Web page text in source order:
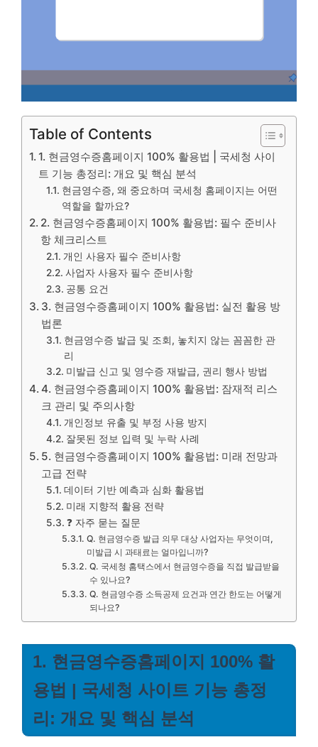
Table of Contents
1. 현금영수증홈페이지 100% 활용법 | 국세청 사이
트 기능 총정리: 개요 및 핵심 분석
현금영수증, 왜 중요하며 국세청 홈페이지는 어떤
역할을 할까요?
2. 현금영수증홈페이지 100% 활용법: 필수 준비사
항 체크리스트
개인 사용자 필수 준비사항
사업자 사용자 필수 준비사항
공통 요건
3. 현금영수증홈페이지 100% 활용법: 실전 활용 방
법론
현금영수증 발급 및 조회, 놓치지 않는 꼼꼼한 관
리
미발급 신고 및 영수증 재발급, 권리 행사 방법
4. 현금영수증홈페이지 100% 활용법: 잠재적 리스
크 관리 및 주의사항
개인정보 유출 및 부정 사용 방지
잘못된 정보 입력 및 누락 사례
5. 현금영수증홈페이지 100% 활용법: 미래 전망과
고급 전략
데이터 기반 예측과 심화 활용법
미래 지향적 활용 전략
❓ 자주 묻는 질문
Q. 현금영수증 발급 의무 대상 사업자는 무엇이며,
미발급 시 과태료는 얼마입니까?
Q. 국세청 홈택스에서 현금영수증을 직접 발급받을
수 있나요?
Q. 현금영수증 소득공제 요건과 연간 한도는 어떻게
되나요?
1. 현금영수증홈페이지 100% 활
용법 | 국세청 사이트 기능 총정
리: 개요 및 핵심 분석